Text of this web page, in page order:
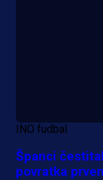
INO fudbal
Španci
povratka